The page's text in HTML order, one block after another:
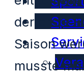
der erste
Saison
musste